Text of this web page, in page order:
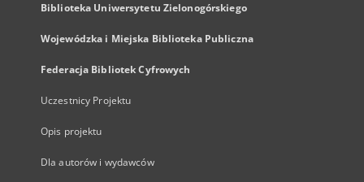
Biblioteka Uniwersytetu Zielonogórskiego
Wojewódzka i Miejska Biblioteka Publiczna
Federacja Bibliotek Cyfrowych
Uczestnicy Projektu
Opis projektu
Dla autorów i wydawców